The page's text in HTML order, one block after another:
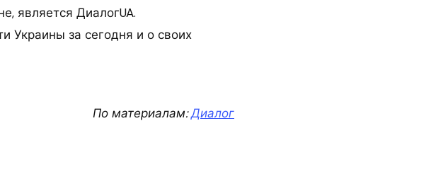
является ДиалогUA.
Украины за сегодня и о своих
По материалам:Диалог